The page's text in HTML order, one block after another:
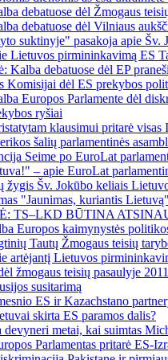
debatuose dėl Žmogaus
debatuose dėl Vilniaus
suktinyje" pasakoja apie Šv.
Lietuvos pirmininkavimą ES
Kalba debatuose dėl EP
Komisijai dėl ES prekybos
Europos Parlamente dėl
ryšiai
klausimui pritarė visas
šalių parlamentinės
Seime po EuroLat
– apie EuroLat
žygis Šv. Jokūbo keliais
"Jaunimas, kuriantis Lietuvą"
TS–LKD BŪTINA
Europos kaimynystės
Tautų Žmogaus teisių
artėjantį Lietuvos
žmogaus teisių pasaulyje
susitarimą
ES ir Kazachstano
skirta ES paramos dalis?
devyneri metai, kai suimtas
Parlamentas pritarė ES-